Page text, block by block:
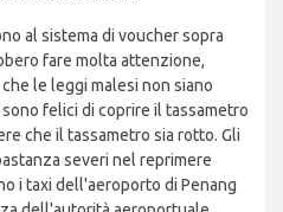
al sistema di voucher sopra
fare molta attenzione,
le leggi malesi non siano
felici di coprire il tassametro
che il tassametro sia rotto. Gli
severi nel reprimere
i taxi dell'aeroporto di Penang